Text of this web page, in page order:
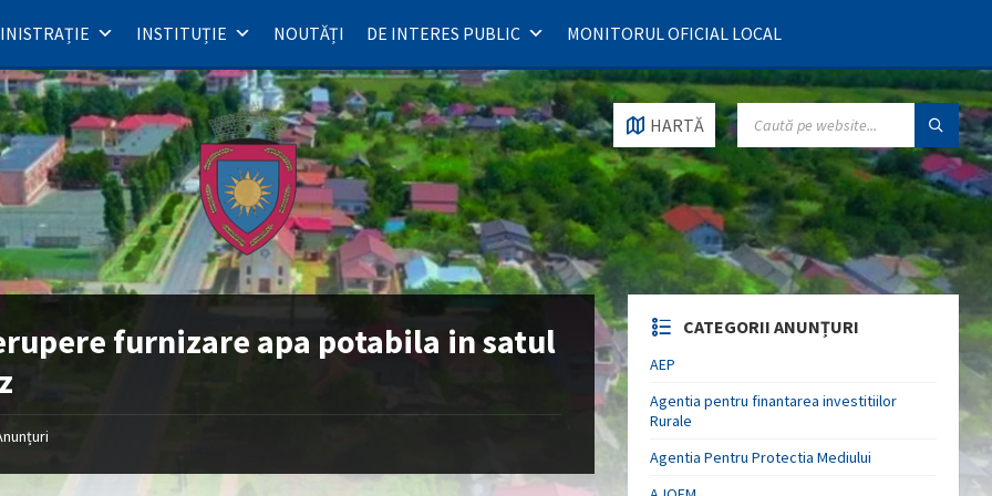
INSTITUȚIE NOUTĂȚI DE INTERES PUBLIC MONITORUL OFICIAL LOCAL
HARTĂ
SEARCH:
furnizare apa potabila in satul
CATEGORII ANUNȚURI
AEP
Agentia pentru finantarea investitiilor
Rurale
Agentia Pentru Protectia Mediului